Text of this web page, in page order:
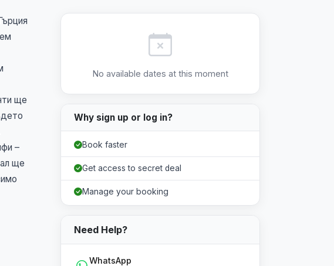
ще
–
ще
No available dates at this moment
Why sign up or log in?
Book faster
Get access to secret deal
Manage your booking
Need Help?
WhatsApp